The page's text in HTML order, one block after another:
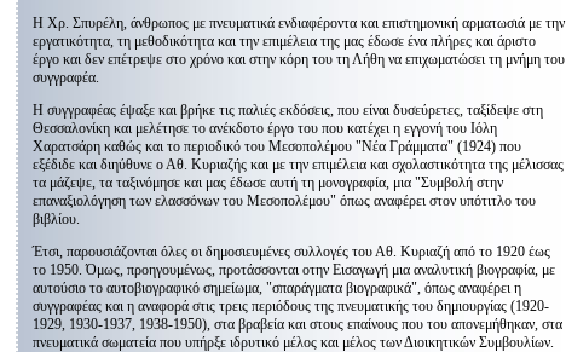
Η Χρ. Σπυρέλη, άνθρωπος με πνευματικά ενδιαφέροντα και επιστημονική αρματωσιά με την
εργατικότητα, τη μεθοδικότητα και την επιμέλεια της μας έδωσε ένα πλήρες και άριστο
έργο και δεν επέτρεψε στο χρόνο και στην κόρη του τη Λήθη να επιχωματώσει τη μνήμη του
συγγραφέα.
Η συγγραφέας έψαξε και βρήκε τις παλιές εκδόσεις, που είναι δυσεύρετες, ταξίδεψε στη
Θεσσαλονίκη και μελέτησε το ανέκδοτο έργο του που κατέχει η εγγονή του Ιόλη
Χαρατσάρη καθώς και το περιοδικό του Μεσοπολέμου "Νέα Γράμματα" (1924) που
εξέδιδε και διηύθυνε ο Αθ. Κυριαζής και με την επιμέλεια και σχολαστικότητα της μέλισσας
τα μάζεψε, τα ταξινόμησε και μας έδωσε αυτή τη μονογραφία, μια "Συμβολή στην
επαναξιολόγηση των ελασσόνων του Μεσοπολέμου" όπως αναφέρει στον υπότιτλο του
βιβλίου.
Έτσι, παρουσιάζονται όλες οι δημοσιευμένες συλλογές του Αθ. Κυριαζή από το 1920 έως
το 1950. Όμως, προηγουμένως, προτάσσονται οτην Εισαγωγή μια αναλυτική βιογραφία, με
αυτούσιο το αυτοβιογραφικό σημείωμα, "σπαράγματα βιογραφικά", όπως αναφέρει η
συγγραφέας και η αναφορά στις τρεις περιόδους της πνευματικής του δημιουργίας (1920-
1929, 1930-1937, 1938-1950), στα βραβεία και στους επαίνους που του απονεμήθηκαν, στα
πνευματικά σωματεία που υπήρξε ιδρυτικό μέλος και μέλος των Διοικητικών Συμβουλίων.